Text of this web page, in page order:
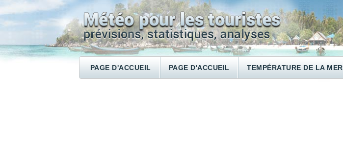
PAGE D'ACCUEIL PAGE D'ACCUEIL TEMPÉRATURE DE LA MER